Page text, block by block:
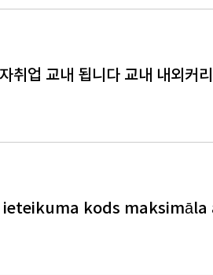
취업 교내 됩니다 교내 내외커
ieteikuma kods